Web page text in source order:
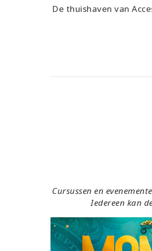
De thuishaven van
Cursussen en
Iedereen kan